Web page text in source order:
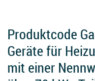
Produktcode
Geräte für
mit einer